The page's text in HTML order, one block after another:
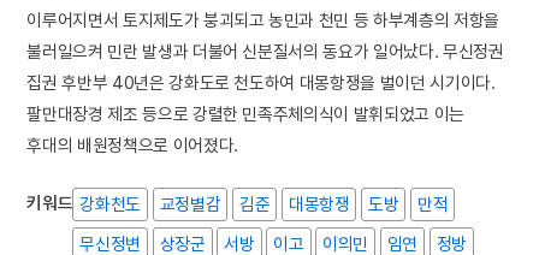
이루어지면서 토지제도가 붕괴되고 농민과 천민 등 하부계층의 저항을
불러일으켜 민란 발생과 더불어 신분질서의 동요가 일어났다. 무신정권
집권 후반부 40년은 강화도로 천도하여 대몽항쟁을 벌이던 시기이다.
팔만대장경 제조 등으로 강렬한 민족주체의식이 발휘되었고 이는
후대의 배원정책으로 이어졌다.
키워드 강화천도 교정별감 김준 대몽항쟁 도방
만적
무신정변
상장군 서방 이고 이의민 임연
정방